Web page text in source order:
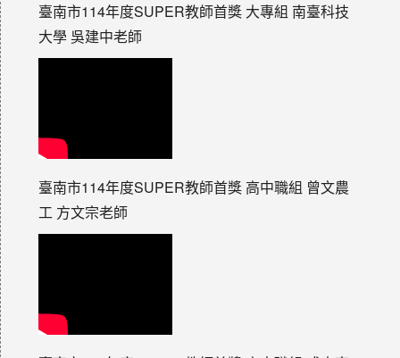
臺南市114年度SUPER教師首獎 大專組 南臺科技
大學 吳建中老師
臺南市114年度SUPER教師首獎 高中職組 曾文農
工 方文宗老師